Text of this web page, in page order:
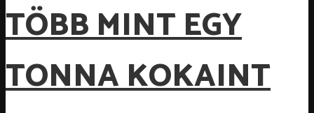
TÖBB MINT EGY
TONNA KOKAINT